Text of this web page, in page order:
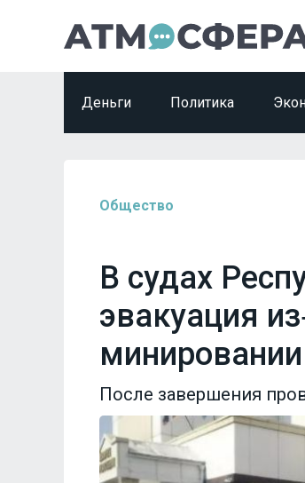
Деньги Политика
Общество
В судах
эвакуация
минировании
После завершения